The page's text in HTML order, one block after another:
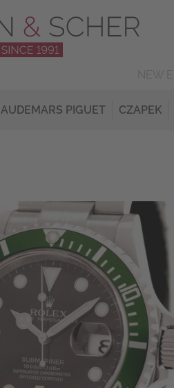
AUDEMARS PIGUET CZAPEK